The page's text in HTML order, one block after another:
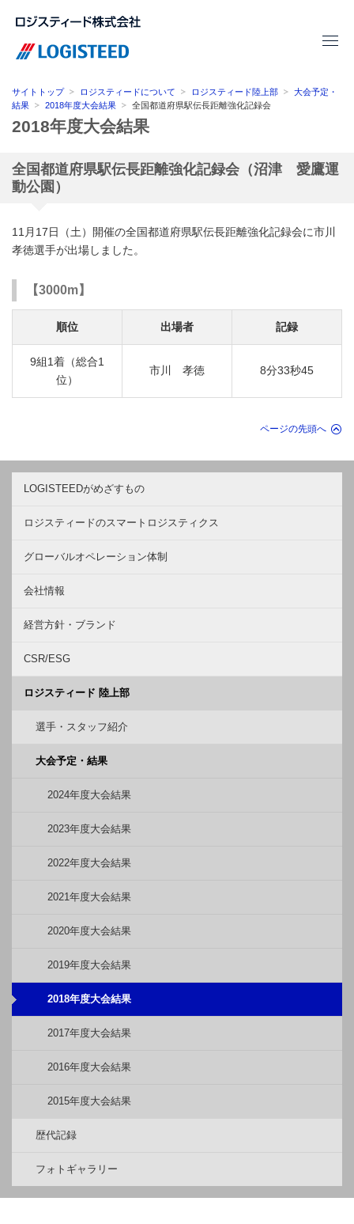
サイトトップ ロジスティードについて ロジスティード陸上部
大会予定・
結果
2018年度大会結果 全国都道府県駅伝長距離強化記録会
2018年度大会結果
全国都道府県駅伝長距離強化記録会（沼津 愛鷹運
動公園）
11月17日（土）開催の全国都道府県駅伝長距離強化記録会に市川
孝徳選手が出場しました。
【3000m】
順位 出場者 記録
9組1着（総合1
位）
市川 孝徳 8分33秒45
ページの先頭へ
LOGISTEEDがめざすもの
ロジスティードのスマートロジスティクス
グローバルオペレーション体制
会社情報
経営方針・ブランド
CSR/ESG
ロジスティード 陸上部
選手・スタッフ紹介
大会予定・結果
2024年度大会結果
2023年度大会結果
2022年度大会結果
2021年度大会結果
2020年度大会結果
2019年度大会結果
2018年度大会結果
2017年度大会結果
2016年度大会結果
2015年度大会結果
歴代記録
フォトギャラリー